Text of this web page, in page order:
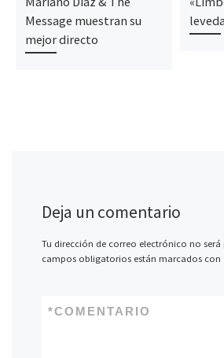
Message muestran su
mejor directo
Deja un comentario
Tu dirección de correo electrónico no será
campos obligatorios están marcados con
COMENTARIO
*